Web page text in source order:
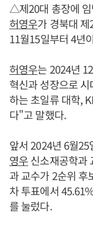
△제20대 총장에 임
허영우가 경북대
11월15일부터 4년
허영우는 2024년
혁신과 성장으로
하는 초일류 대학,
다"고 말했다.
앞서 2024년 6월
영우신소재공학과
과 교수가 2순위 후
차 투표에서
를 눌렀다.